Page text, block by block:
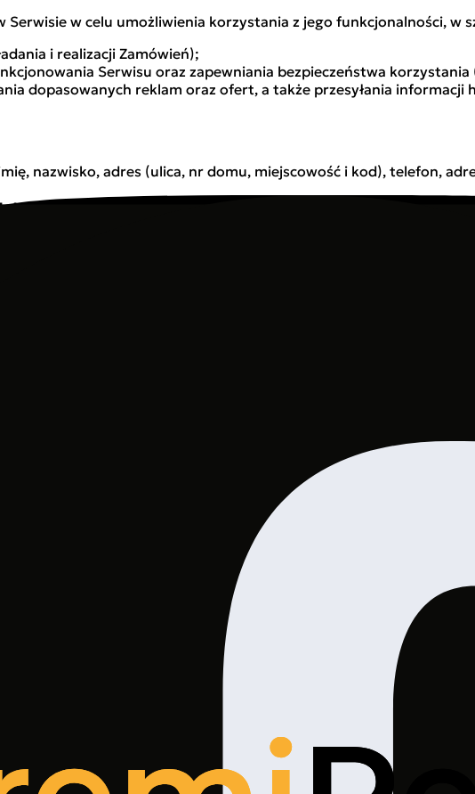
Serwisie w celu umożliwienia korzystania z jego funkcjonalności, w
i realizacji Zamówień);
Serwisu oraz zapewniania bezpieczeństwa
dopasowanych reklam oraz ofert, a także przesyłania informacji
nazwisko, adres (ulica, nr domu, miejscowość i kod), telefon,
tak długo, jak istnieje podstawa prawna ich przetwarzania,
przechowywania Dane Osobowe zostaną usunięte lub
jest dobrowolne, lecz konieczne do realizacji jednego lub
Dane Osobowe są zbierane również automatycznie w logach
z Serwisem w logach systemowych pojawia się
oraz inne dane eksploatacyjne dotyczące aktywności w Serwisie.
Użytkowników oraz zbierania ogólnych statystyk dotyczących
Cookies w celu gromadzenia informacji związanych z
zmienić ustawienia dotyczące plików Cookies, określając
internetowej lub konfiguracji usługi (w tym blokować
Szczegółowe informacje dostępne są w ustawieniach